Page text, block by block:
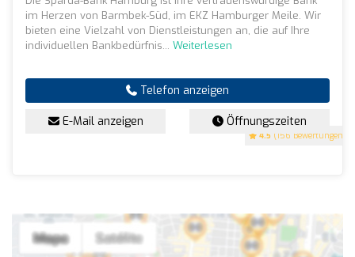
4.5 (156 Bewertungen)
im Herzen von Barmbek-Süd, im EKZ Hamburger Meile. Wir
bieten eine Vielzahl von Dienstleistungen an, die auf Ihre
individuellen Bankbedürfnis... Weiterlesen
Telefon anzeigen
E-Mail anzeigen Öffnungszeiten